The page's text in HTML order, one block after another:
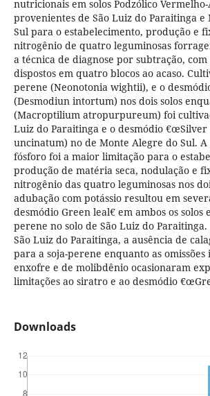
nutricionais em solos Podzólico
provenientes de São Luiz do Paraitinga e
Sul para o estabelecimento, produção e
nitrogênio de quatro leguminosas
a técnica de diagnose por subtração,
dispostos em quatro blocos ao acaso.
perene (Neonotonia wightii), e o
(Desmodiun intortum) nos dois solos
(Macroptilium atropurpureum) foi
Luiz do Paraitinga e o desmódio €œSilver
uncinatum) no de Monte Alegre do Sul.
fósforo foi a maior limitação para o
produção de matéria seca, nodulação e
nitrogênio das quatro leguminosas nos
adubação com potássio resultou em
desmódio Green leal€ em ambos os solos
perene no solo de São Luiz do
São Luiz do Paraitinga, a ausência de
para a soja-perene enquanto as omissões
enxofre e de molibdênio ocasionaram
limitações ao siratro e ao desmódio
Downloads